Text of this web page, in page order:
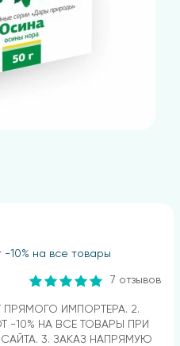
-10% на все товары
7 отзывов
ПРЯМОГО ИМПОРТЕРА. 2.
-10% НА ВСЕ ТОВАРЫ ПРИ
САЙТА. 3. ЗАКАЗ НАПРЯМУЮ